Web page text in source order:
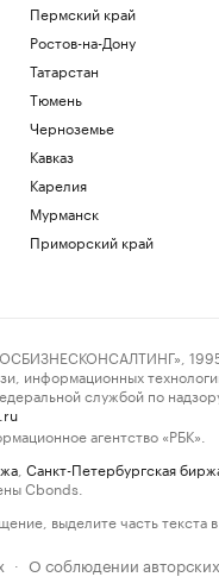
Пермский край
Ростов-на-Дону
Татарстан
Тюмень
Черноземье
Кавказ
Карелия
Мурманск
Приморский край
информационных
службой по
агентство «РБК».
Санкт-Петербургская
Cbonds.
выделите часть текста
· О соблюдении